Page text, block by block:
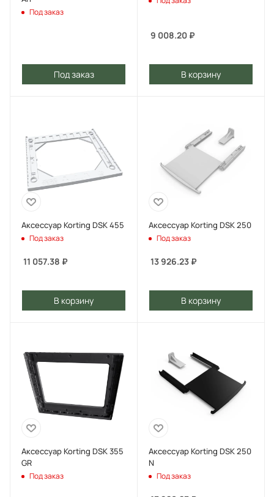
Под заказ
Под заказ
9 008.20 ₽
В корзину
Аксессуар Korting DSK 455
Под заказ
11 057.38 ₽
В корзину
Аксессуар Korting DSK 250
Под заказ
13 926.23 ₽
В корзину
Аксессуар Korting DSK 355
GR
Под заказ
Аксессуар Korting DSK 250
N
Под заказ